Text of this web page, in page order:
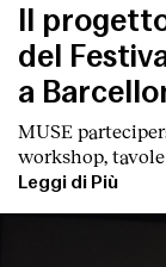
Il
del
a
MUSE
workshop,
Leggi di Più